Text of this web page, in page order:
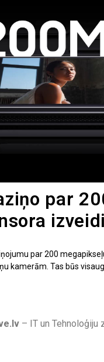
par
izveidi
par 200
kamerām. Tas būs
– IT un